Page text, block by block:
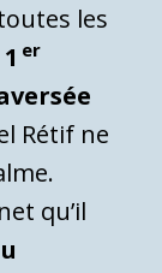
les
er
Rétif ne
qu’il